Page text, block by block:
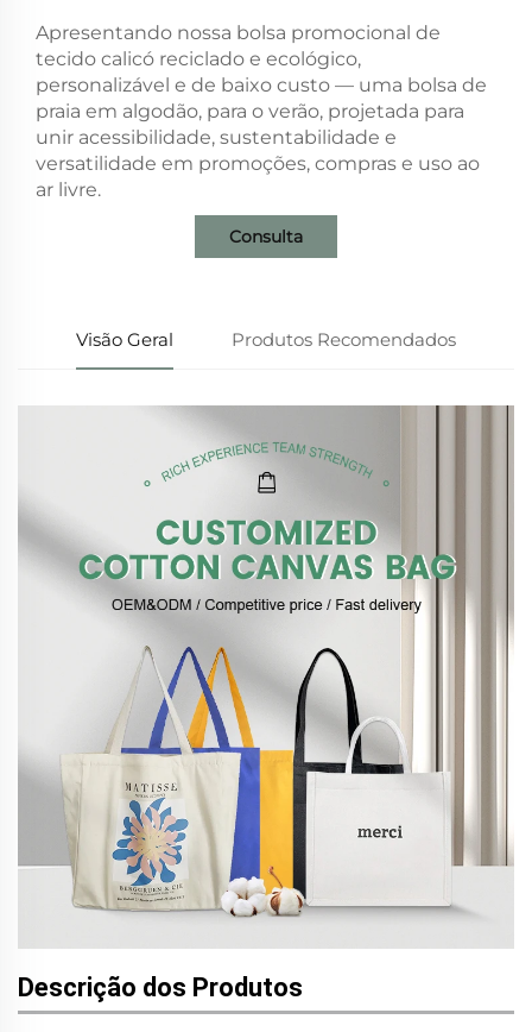
Apresentando nossa bolsa promocional de
tecido calicó reciclado e ecológico,
personalizável e de baixo custo — uma bolsa de
praia em algodão, para o verão, projetada para
unir acessibilidade, sustentabilidade e
versatilidade em promoções, compras e uso ao
ar livre.
Consulta
Visão Geral Produtos Recomendados
Descrição dos Produtos